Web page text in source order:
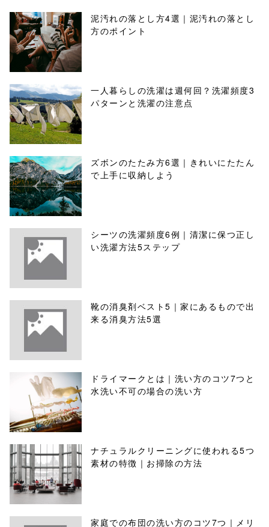
泥汚れの落とし方4選｜泥汚れの落とし
方のポイント
一人暮らしの洗濯は週何回？洗濯頻度3
パターンと洗濯の注意点
ズボンのたたみ方6選｜きれいにたたん
で上手に収納しよう
シーツの洗濯頻度6例｜清潔に保つ正し
い洗濯方法5ステップ
靴の消臭剤ベスト5｜家にあるもので出
来る消臭方法5選
ドライマークとは｜洗い方のコツ7つと
水洗い不可の場合の洗い方
ナチュラルクリーニングに使われる5つ
素材の特徴｜お掃除の方法
家庭での布団の洗い方のコツ7つ｜メリ